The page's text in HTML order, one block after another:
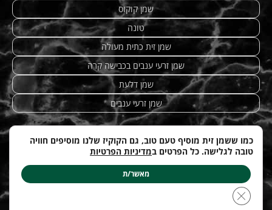
שמן קוקוס
טונה
שמן זית כתית מעולה
שמן זרעי ענבים בכבישה קרה
שמן דלעת
שמן זרעי ענבים
מתכונים מנצחים|טחינה| etzhazait –
Web-development bycosta.co.il
©
עודכן לאחרונה ב: 12.04.2026
כמו ששמן זית מוסיף טעם טוב, גם הקוקיז שלנו מוסיפים חוויה
טובה לגלישה. כל הפרטים במדיניות הפרטיות
מאשר/ת
Close GDPR Cookie Banner